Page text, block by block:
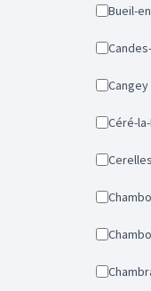
Bueil-
Cangey
Céré-
Cerelles